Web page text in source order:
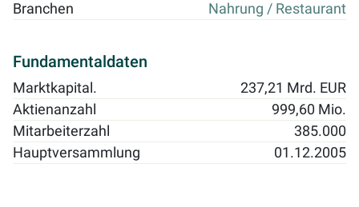
Branchen
Nahrung / Restaurant
Fundamentaldaten
Marktkapital.
237,21 Mrd. EUR
Aktienanzahl
999,60 Mio.
Mitarbeiterzahl
385.000
Hauptversammlung
01.12.2005